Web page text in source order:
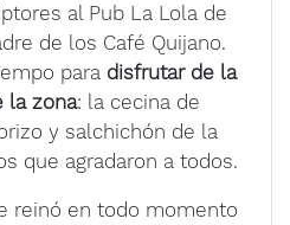
al Pub La Lola de
de los Café Quijano.
para disfrutar de la
la zona: la cecina de
y salchichón de la
que agradaron a todos.
reinó en todo momento